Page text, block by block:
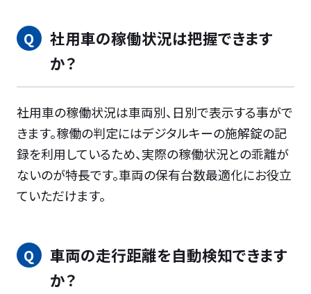
社用車の稼働状況は把握できます
か？
社用車の稼働状況は車両別、日別で表示する事がで
きます。稼働の判定にはデジタルキーの施解錠の記
録を利用しているため、実際の稼働状況との乖離が
ないのが特長です。車両の保有台数最適化にお役立
ていただけます。
車両の走行距離を自動検知できます
か？